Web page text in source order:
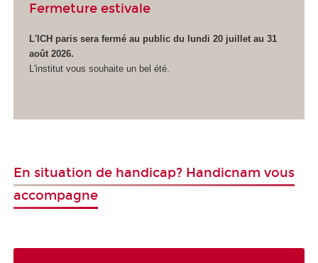
Fermeture estivale
L'ICH paris sera fermé au public du lundi 20 juillet au 31
août 2026.
L'institut vous souhaite un bel été.
En situation de handicap? Handicnam vous
accompagne